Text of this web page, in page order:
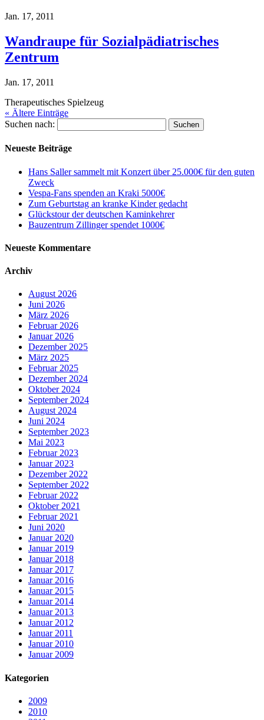
Jan. 17, 2011
Wandraupe für Sozialpädiatrisches
Zentrum
Jan. 17, 2011
Therapeutisches Spielzeug
« Ältere Einträge
Suchen nach:
Neueste Beiträge
Hans Saller sammelt mit Konzert über 25.000€ für den guten
Zweck
Vespa-Fans spenden an Kraki 5000€
Zum Geburtstag an kranke Kinder gedacht
Glückstour der deutschen Kaminkehrer
Bauzentrum Zillinger spendet 1000€
Neueste Kommentare
Archiv
August 2026
Juni 2026
März 2026
Februar 2026
Januar 2026
Dezember 2025
März 2025
Februar 2025
Dezember 2024
Oktober 2024
September 2024
August 2024
Juni 2024
September 2023
Mai 2023
Februar 2023
Januar 2023
Dezember 2022
September 2022
Februar 2022
Oktober 2021
Februar 2021
Juni 2020
Januar 2020
Januar 2019
Januar 2018
Januar 2017
Januar 2016
Januar 2015
Januar 2014
Januar 2013
Januar 2012
Januar 2011
Januar 2010
Januar 2009
Kategorien
2009
2010